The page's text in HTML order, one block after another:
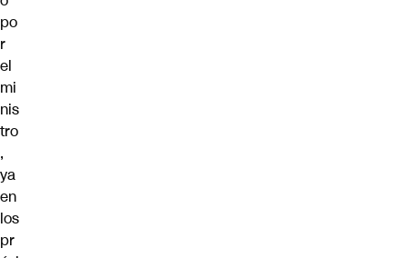
po
r
el
mi
nis
tro
,
ya
en
los
pr